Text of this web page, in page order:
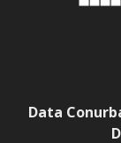
Data